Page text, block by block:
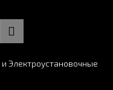
Электроустановочные